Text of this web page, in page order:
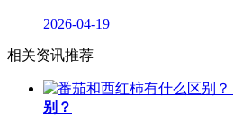
2026-04-19
相关资讯推荐
别？